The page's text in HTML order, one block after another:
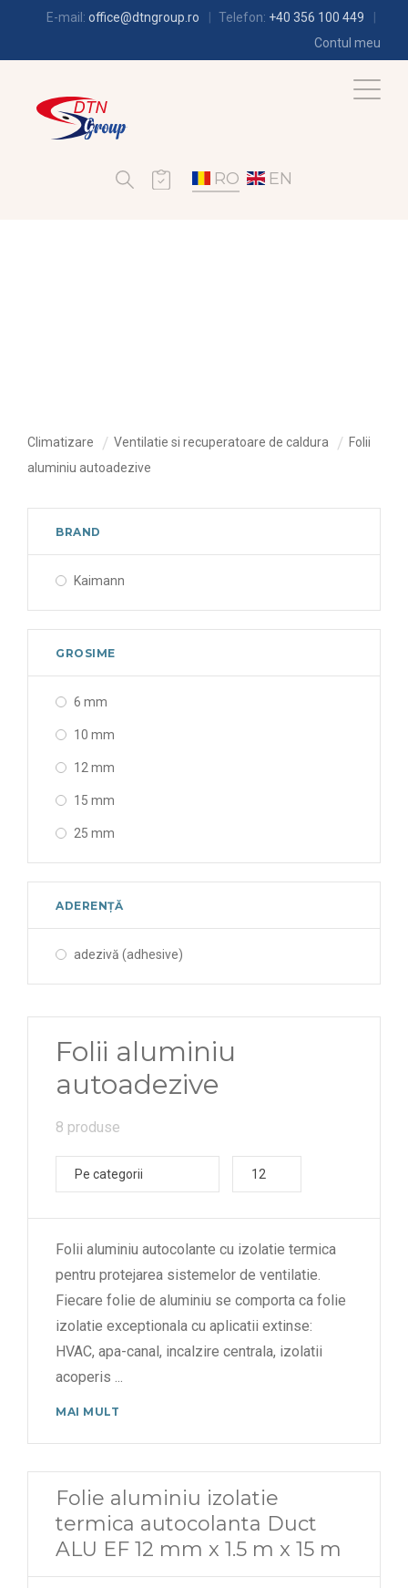
E-mail: office@dtngroup.ro Telefon: +40 356 100 449
Contul meu
RO EN
Climatizare Ventilatie si recuperatoare de caldura
Folii
aluminiu autoadezive
BRAND
Kaimann
GROSIME
6 mm
10 mm
12 mm
15 mm
25 mm
ADERENȚĂ
adezivă (adhesive)
Folii aluminiu
autoadezive
8 produse
Pe categorii 12
Folii aluminiu autocolante cu izolatie termica
pentru protejarea sistemelor de ventilatie.
Fiecare folie de aluminiu se comporta ca folie
izolatie exceptionala cu aplicatii extinse:
HVAC, apa-canal, incalzire centrala, izolatii
acoperis
MAI MULT
Folie aluminiu izolatie
termica autocolanta Duct
ALU EF 12 mm x 1.5 m x 15 m